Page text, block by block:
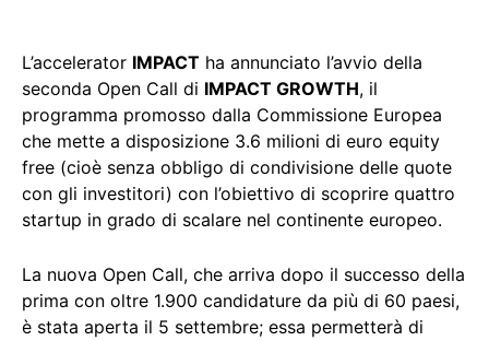
L’accelerator IMPACT ha annunciato l’avvio della
seconda Open Call di IMPACT GROWTH, il
programma promosso dalla Commissione Europea
che mette a disposizione 3.6 milioni di euro equity
free (cioè senza obbligo di condivisione delle quote
con gli investitori) con l’obiettivo di scoprire quattro
startup in grado di scalare nel continente europeo.
La nuova Open Call, che arriva dopo il successo della
prima con oltre 1.900 candidature da più di 60 paesi,
è stata aperta il 5 settembre; essa permetterà di